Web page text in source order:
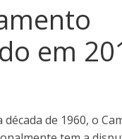
em
década de 1960, o